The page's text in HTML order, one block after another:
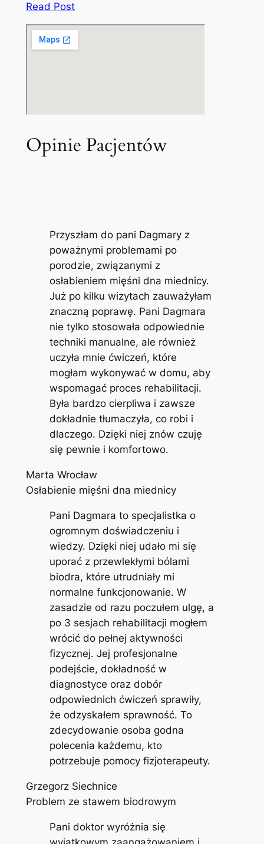
Read Post
Opinie Pacjentów
Przyszłam do pani Dagmary z
poważnymi problemami po
porodzie, związanymi z
osłabieniem mięśni dna miednicy.
Już po kilku wizytach zauważyłam
znaczną poprawę. Pani Dagmara
nie tylko stosowała odpowiednie
techniki manualne, ale również
uczyła mnie ćwiczeń, które
mogłam wykonywać w domu, aby
wspomagać proces rehabilitacji.
Była bardzo cierpliwa i zawsze
dokładnie tłumaczyła, co robi i
dlaczego. Dzięki niej znów czuję
się pewnie i komfortowo.
Marta Wrocław
Osłabienie mięśni dna miednicy
Pani Dagmara to specjalistka o
ogromnym doświadczeniu i
wiedzy. Dzięki niej udało mi się
uporać z przewlekłymi bólami
biodra, które utrudniały mi
normalne funkcjonowanie. W
zasadzie od razu poczułem ulgę, a
po 3 sesjach rehabilitacji mogłem
wrócić do pełnej aktywności
fizycznej. Jej profesjonalne
podejście, dokładność w
diagnostyce oraz dobór
odpowiednich ćwiczeń sprawiły,
że odzyskałem sprawność. To
zdecydowanie osoba godna
polecenia każdemu, kto
potrzebuje pomocy fizjoterapeuty.
Grzegorz Siechnice
Problem ze stawem biodrowym
Pani doktor wyróżnia się